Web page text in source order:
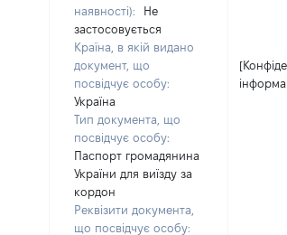
наявності):
Не
застосовується
Країна, в якій видано
документ, що
посвідчує особу:
Україна
Тип документа, що
посвідчує особу:
Паспорт громадянина
України для виїзду за
кордон
Реквізити документа,
що посвідчує особу: